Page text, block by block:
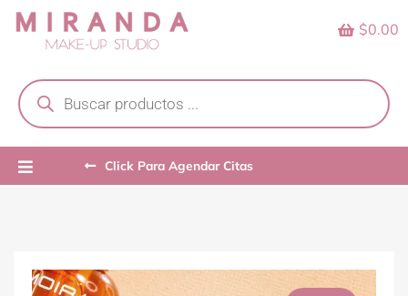
Skip
search
$0.00
Click Para Agendar Citas